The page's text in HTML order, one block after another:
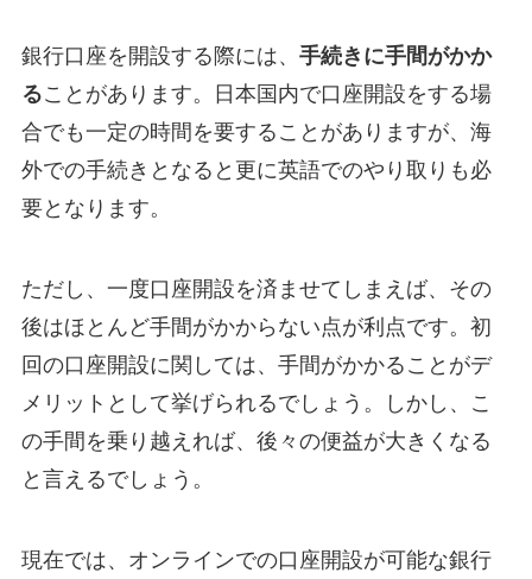
銀行口座を開設する際には、 手続きに手間がかか
ることがあります。日本国内で口座開設をする場
合でも一定の時間を要することがありますが、海
外での手続きとなると更に英語でのやり取りも必
要となります。
ただし、一度口座開設を済ませてしまえば、その
後はほとんど手間がかからない点が利点です。初
回の口座開設に関しては、手間がかかることがデ
メリットとして挙げられるでしょう。しかし、こ
の手間を乗り越えれば、後々の便益が大きくなる
と言えるでしょう。
現在では、オンラインでの口座開設が可能な銀行